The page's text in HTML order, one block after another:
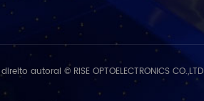
direito autoral © RISE OPTOELECTRONICS CO.,LTD